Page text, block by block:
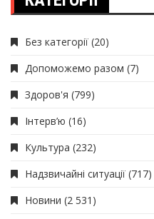
Без категорії (20)
Допоможемо разом (7)
Здоров'я (799)
Інтерв’ю (16)
Культура (232)
Надзвичайні ситуації (717)
Новини (2 531)